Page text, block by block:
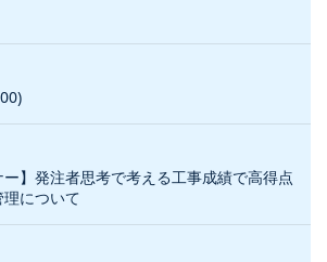
ー】発注者思考で考える工事成績で高得点
について